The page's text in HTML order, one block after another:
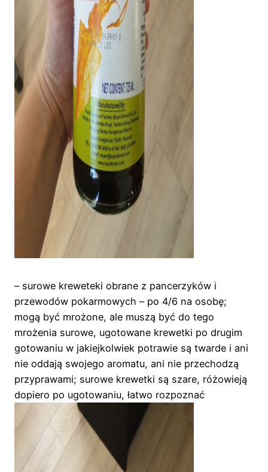
– surowe kreweteki obrane z pancerzyków i
przewodów pokarmowych – po 4/6 na osobę;
mogą być mrożone, ale muszą być do tego
mrożenia surowe, ugotowane krewetki po drugim
gotowaniu w jakiejkolwiek potrawie są twarde i ani
nie oddają swojego aromatu, ani nie przechodzą
przyprawami; surowe krewetki są szare, różowieją
dopiero po ugotowaniu, łatwo rozpoznać